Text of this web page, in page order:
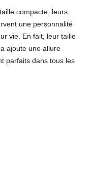
compacte, leurs
une personnalité
vie. En fait, leur taille
ajoute une allure
parfaits dans tous les